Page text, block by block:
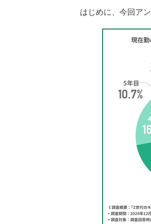
はじめに、今回ア